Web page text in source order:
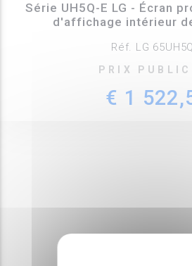
Série UH5Q-E LG - Écran
d'affichage intérieur
Réf. LG
PRIX
€ 1